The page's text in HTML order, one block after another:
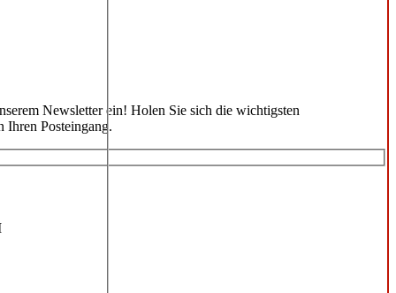
Newsletter ein! Holen Sie sich die wichtigsten
Ihren Posteingang.